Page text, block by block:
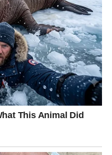
i načinom na koji vas
jeste činjenica da ćete
kakvu dugo niste
perioda konačno shvatiti
najmanje očekujete.
riješiti probleme i